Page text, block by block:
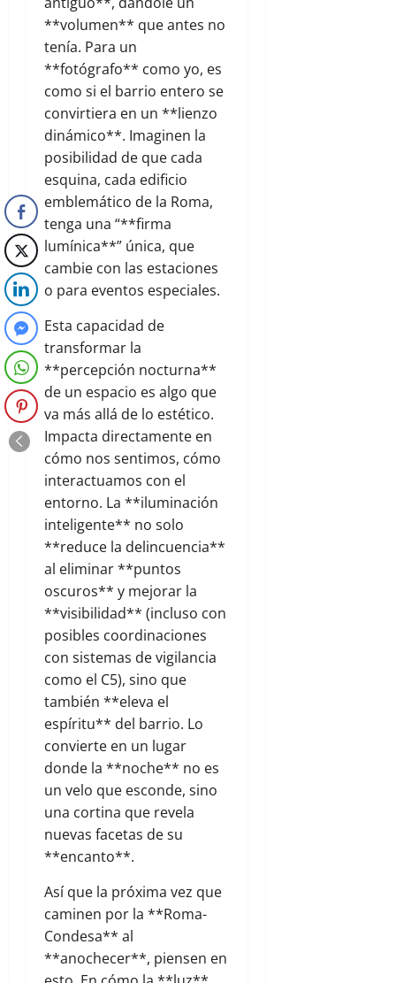
**volumen** que antes no
tenía. Para un
**fotógrafo** como yo, es
como si el barrio entero se
convirtiera en un **lienzo
dinámico**. Imaginen la
posibilidad de que cada
esquina, cada edificio
emblemático de la Roma,
tenga una “**firma
lumínica**” única, que
cambie con las estaciones
o para eventos especiales.
Esta capacidad de
transformar la
**percepción nocturna**
de un espacio es algo que
va más allá de lo estético.
Impacta directamente en
cómo nos sentimos, cómo
interactuamos con el
entorno. La **iluminación
inteligente** no solo
**reduce la delincuencia**
al eliminar **puntos
oscuros** y mejorar la
**visibilidad** (incluso con
posibles coordinaciones
con sistemas de vigilancia
como el C5), sino que
también **eleva el
espíritu** del barrio. Lo
convierte en un lugar
donde la **noche** no es
un velo que esconde, sino
una cortina que revela
nuevas facetas de su
**encanto**.
Así que la próxima vez que
caminen por la **Roma-
Condesa** al
**anochecer**, piensen en